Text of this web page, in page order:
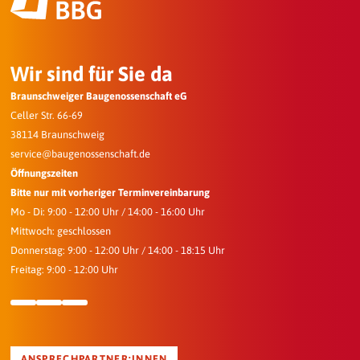
Wir sind für Sie da
Braunschweiger Baugenossenschaft eG
Celler Str. 66-69
38114 Braunschweig
service@baugenossenschaft.de
Öffnungszeiten
Bitte nur mit vorheriger Terminvereinbarung
Mo - Di: 9:00 - 12:00 Uhr / 14:00 - 16:00 Uhr
Mittwoch: geschlossen
Donnerstag: 9:00 - 12:00 Uhr / 14:00 - 18:15 Uhr
Freitag: 9:00 - 12:00 Uhr